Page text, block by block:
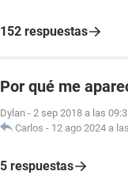
152 respuestas
Por qué me
Dylan - 2 sep 2018 a las
Carlos - 12 ago 2024 a
5 respuestas